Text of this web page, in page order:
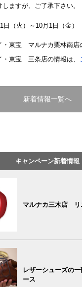
ますが、ご了承下さい。
（火）～10月1日（金）
東宝 マルナカ栗林南店
東宝 三条店の情報は、
新着情報一覧へ
キャンペーン新着情報
マルナカ三木店 リ
レザーシューズの
ース